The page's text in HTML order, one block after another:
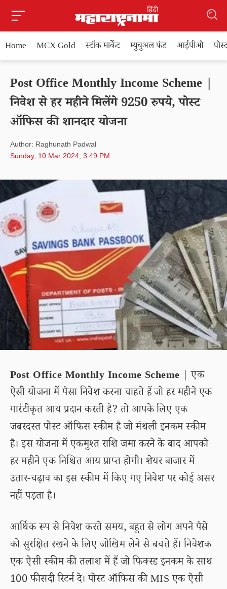
Home MCX Gold स्टॉक मार्केट म्युचुअल फंड आईपीओ
Post Office Monthly Income Scheme |
निवेश से हर महीने मिलेंगे 9250 रुपये, पोस्ट
ऑफिस की शानदार योजना
Author: Raghunath Padwal
Sunday, 10 Mar 2024, 3.49 PM
Post Office Monthly Income Scheme | एक
ऐसी योजना में पैसा निवेश करना चाहते हैं जो हर महीने एक
गारंटीकृत आय प्रदान करती है? तो आपके लिए एक
जबरदस्त पोस्ट ऑफिस स्कीम है जो मंथली इनकम स्कीम
है। इस योजना में एकमुश्त राशि जमा करने के बाद आपको
हर महीने एक निश्चित आय प्राप्त होगी। शेयर बाजार में
उतार-चढ़ाव का इस स्कीम में किए गए निवेश पर कोई असर
नहीं पड़ता है।
आर्थिक रूप से निवेश करते समय, बहुत से लोग अपने पैसे
को सुरक्षित रखने के लिए जोखिम लेने से बचते हैं। निवेशक
एक ऐसी स्कीम की तलाश में हैं जो फिक्स्ड इनकम के साथ
100 फीसदी रिटर्न दे। पोस्ट ऑफिस की MIS एक ऐसी